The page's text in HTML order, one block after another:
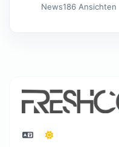
News186 Ansichten